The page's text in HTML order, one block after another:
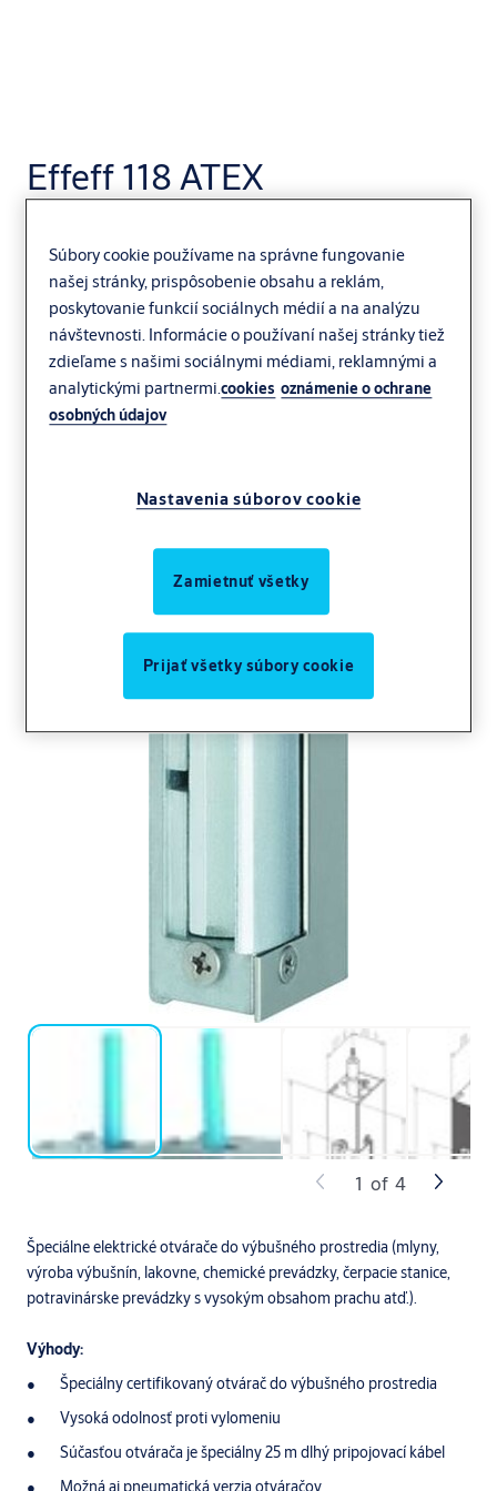
Effeff 118 ATEX
Špeciálne elektrické otvárače do výbušného prostredia (mlyny,
výroba výbušnín, lakovne, chemické prevádzky, čerpacie stanice,
potravinárske prevádzky s vysokým obsahom prachu atď.).
Výhody:
Špeciálny certifikovaný otvárač do výbušného prostredia
Vysoká odolnosť proti vylomeniu
Súčasťou otvárača je špeciálny 25 m dlhý pripojovací kábel
Možná aj pneumatická verzia otváračov
1 of 4
Súbory cookie používame na správne fungovanie
našej stránky, prispôsobenie obsahu a reklám,
poskytovanie funkcií sociálnych médií a na analýzu
návštevnosti. Informácie o používaní našej stránky tiež
zdieľame s našimi sociálnymi médiami, reklamnými a
analytickými partnermi.cookies oznámenie o ochrane
osobných údajov
Nastavenia súborov cookie
Zamietnuť všetky
Prijať všetky súbory cookie